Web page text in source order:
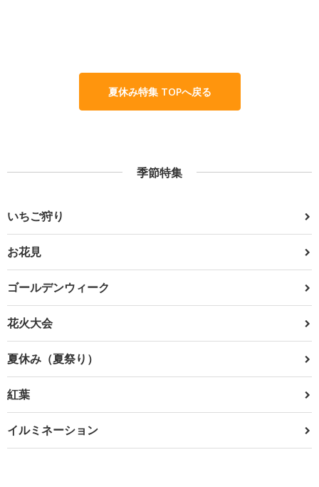
夏休み特集 TOPへ戻る
季節特集
いちご狩り
お花見
ゴールデンウィーク
花火大会
夏休み（夏祭り）
紅葉
イルミネーション